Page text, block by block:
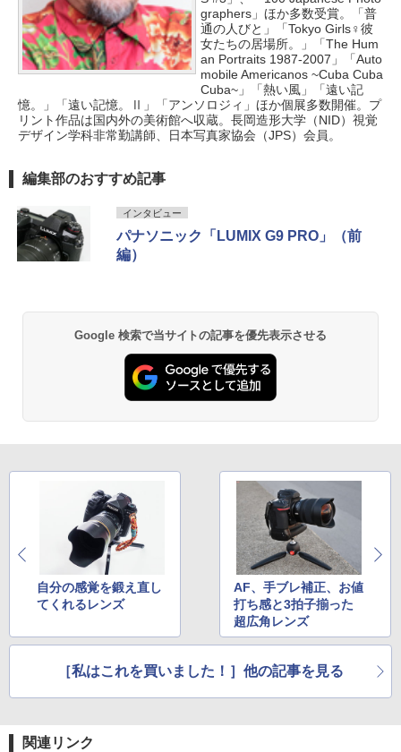
graphers」ほか多数受賞。「普
通の人びと」「Tokyo Girls♀彼
女たちの居場所。」「The Hum
an Portraits 1987-2007」「Auto
mobile Americanos ~Cuba Cuba
Cuba~」「熱い風」「遠い記
憶。」「遠い記憶。Ⅱ」「アンソロジィ」ほか個展多数開催。プ
リント作品は国内外の美術館へ収蔵。長岡造形大学（NID）視覚
デザイン学科非常勤講師、日本写真家協会（JPS）会員。
編集部のおすすめ記事
インタビュー
パナソニック「LUMIX G9 PRO」（前
編）
Google 検索で当サイトの記事を優先表示させる
自分の感覚を鍛え直し
てくれるレンズ
AF、手ブレ補正、お値
打ち感と3拍子揃った
超広角レンズ
［私はこれを買いました！］他の記事を見る
関連リンク